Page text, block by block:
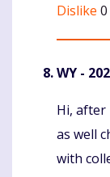
Dislike 0
WY -
Hi, after
as well
with